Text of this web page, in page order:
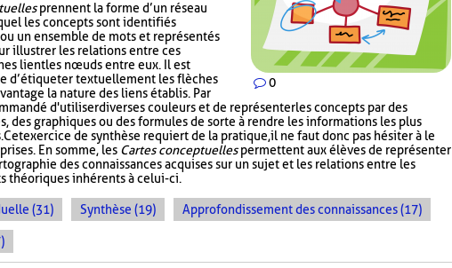
0
prennent la forme d’un réseau
les concepts sont identifiés
un ensemble de mots et représentés
illustrer les relations entre ces
lient les nœuds entre eux. Il est
d’étiqueter textuellement les flèches
la nature des liens établis. Par
d'utiliser diverses couleurs et de représenter les concepts par des
des graphiques ou des formules de sorte à rendre les informations les plus
Cet exercice de synthèse requiert de la pratique, il ne faut donc pas hésiter à le
En somme, les Cartes conceptuellespermettent aux élèves de représenter
des connaissances acquises sur un sujet et les relations entre les
théoriques inhérents à celui-ci.
(31) Synthèse (19) Approfondissement des connaissances (17)